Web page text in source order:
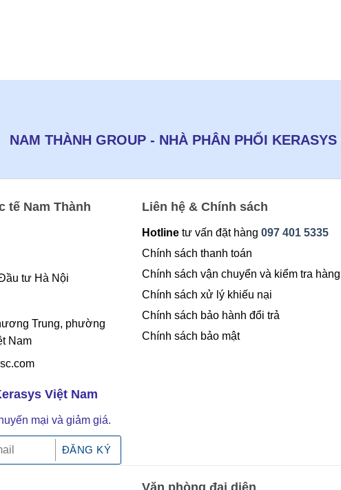
NAM THÀNH GROUP - NHÀ PHÂN PHỐI
tế Nam Thành
tư Hà Nội
Trung, phường
Nam
Việt Nam
mại và giảm giá.
Liên hệ & Chính sách
Hotline tư vấn đặt hàng 097 401 5335
Chính sách thanh toán
Chính sách vận chuyển và kiểm tra hàng
Chính sách xử lý khiếu nại
Chính sách bảo hành đổi trả
Chính sách bảo mật
Văn phòng đại diện